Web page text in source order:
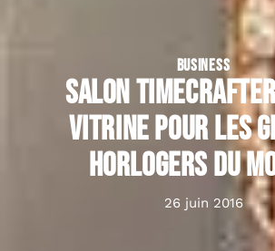
BUSINESS
Salon
vitrine pour les
horlogers du
26 juin 2016